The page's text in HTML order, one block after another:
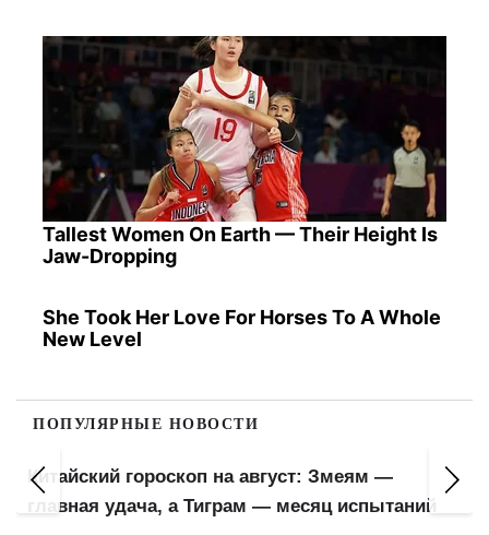
Tallest Women On Earth — Their Height Is
Jaw-Dropping
She Took Her Love For Horses To A Whole
New Level
ПОПУЛЯРНЫЕ НОВОСТИ
кошельках: ПФУ обновил важный показатель
для расчета выплат